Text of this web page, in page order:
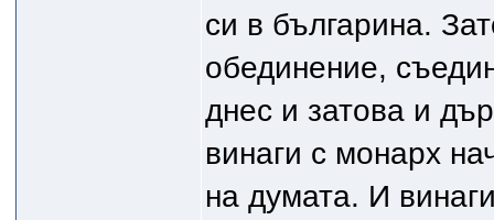
си в българина.
обединение,
днес и затова и
винаги с монарх
на думата. И